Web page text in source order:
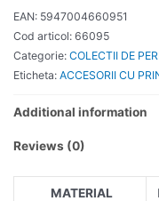
EAN: 5947004660951
Cod articol: 66095
Categorie: COLECTII DE
Eticheta: ACCESORII CU
Additional information
Reviews (0)
MATERIAL